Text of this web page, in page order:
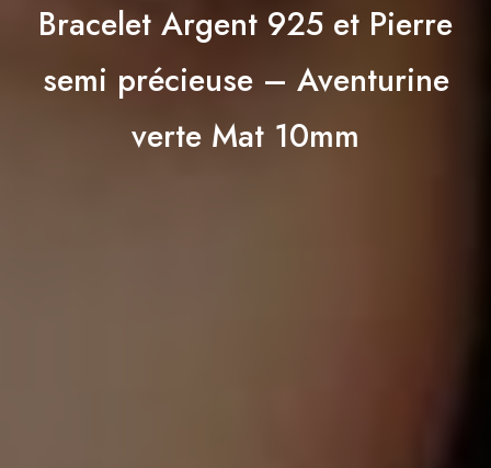
Bracelet Argent 925 et Pierre
semi précieuse – Aventurine
verte Mat 10mm